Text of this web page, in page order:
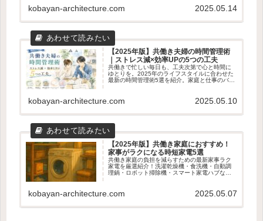
トをわかりやすく解説します。
kobayan-architecture.com 2025.05.14
【2025年版】共働き夫婦の時間管理術
｜ストレス減×効率UPの5つの工夫
共働きで忙しい毎日も、工夫次第で心と時間に
ゆとりを。2025年のライフスタイルに合わせた
最新の時間管理術5選を紹介。家庭と仕事のバラ
kobayan-architecture.com 2025.05.10
【2025年版】共働き家庭におすすめ！
家事がラクになる時短家電5選
共働き家庭の負担を減らすための最新家事ラク
家電を厳選紹介！洗濯乾燥機・食洗機・自動調
理鍋・ロボット掃除機・スマート家電ハブな
kobayan-architecture.com 2025.05.07